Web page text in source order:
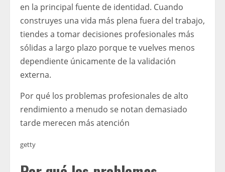
en la principal fuente de identidad. Cuando
construyes una vida más plena fuera del trabajo,
tiendes a tomar decisiones profesionales más
sólidas a largo plazo porque te vuelves menos
dependiente únicamente de la validación
externa.
Por qué los problemas profesionales de alto
rendimiento a menudo se notan demasiado
tarde merecen más atención
getty